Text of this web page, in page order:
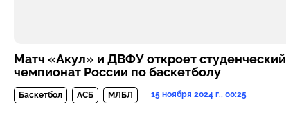
Матч «Акул» и ДВФУ откроет студенческий
чемпионат России по баскетболу
Баскетбол АСБ МЛБЛ 15 ноября 2024 г., 00:25